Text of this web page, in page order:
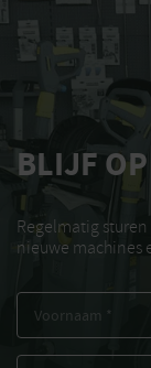
BLIJF
Regelmatig
nieuwe machines